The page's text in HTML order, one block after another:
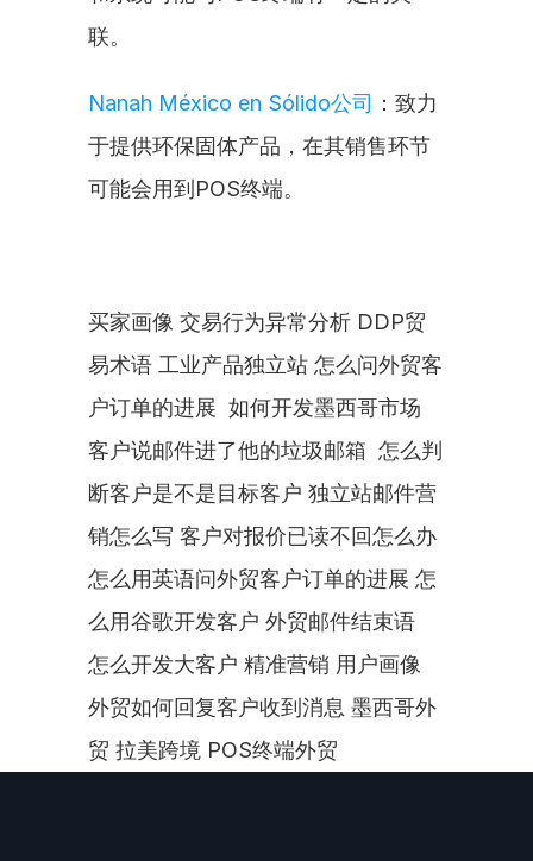
联。
Nanah México en Sólido公司 ：致力
于提供环保固体产品，在其销售环节
可能会用到POS终端。
买家画像 交易行为异常分析 DDP贸
易术语 工业产品独立站 怎么问外贸客
户订单的进展  如何开发墨西哥市场
客户说邮件进了他的垃圾邮箱  怎么判
断客户是不是目标客户 独立站邮件营
销怎么写 客户对报价已读不回怎么办
怎么用英语问外贸客户订单的进展 怎
么用谷歌开发客户 外贸邮件结束语
怎么开发大客户 精准营销 用户画像
外贸如何回复客户收到消息 墨西哥外
贸 拉美跨境 POS终端外贸